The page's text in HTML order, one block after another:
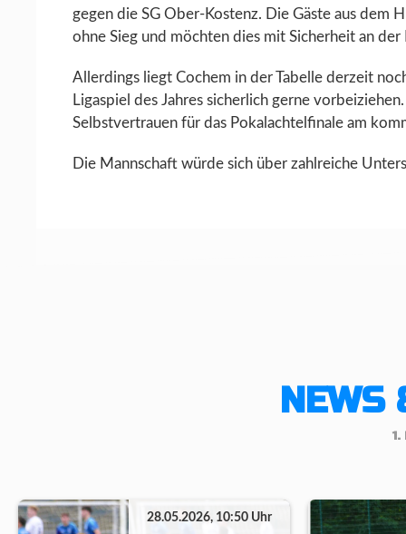
gegen die SG Ober-Kostenz. Die Gäste aus dem
ohne Sieg und möchten dies mit Sicherheit an der
Allerdings liegt Cochem in der Tabelle derzeit
Ligaspiel des Jahres sicherlich gerne
Selbstvertrauen für das Pokalachtelfinale am
Die Mannschaft würde sich über zahlreiche
NEWS
1.
28.05.2026, 10:50 Uhr